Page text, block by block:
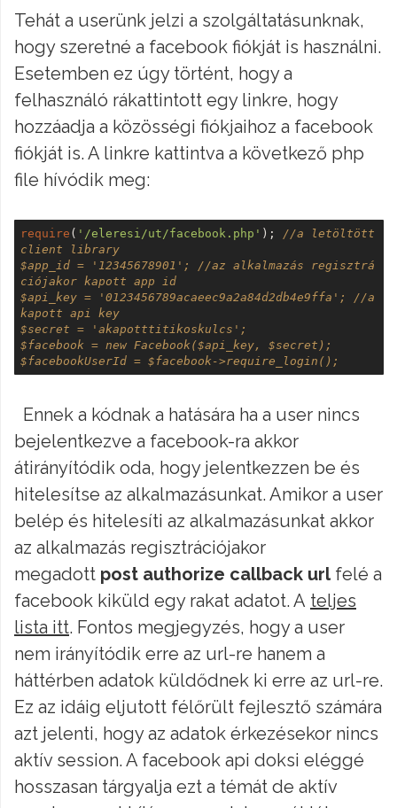
Tehát a userünk jelzi a szolgáltatásunknak,
hogy szeretné a facebook fiókját is használni.
Esetemben ez úgy történt, hogy a
felhasználó rákattintott egy linkre, hogy
hozzáadja a közösségi fiókjaihoz a facebook
fiókját is. A linkre kattintva a következő php
file hívódik meg:
require ( '/eleresi/ut/facebook.php' ); //a letöltött
client library
$app_id = '12345678901'; //az alkalmazás regisztrá
ciójakor kapott app id
$api_key = '0123456789acaeec9a2a84d2db4e9ffa'; //a
kapott api key
$secret = 'akapotttitikoskulcs';
$facebook = new Facebook($api_key, $secret);
$facebookUserId = $facebook->require_login();
Ennek a kódnak a hatására ha a user nincs
bejelentkezve a facebook-ra akkor
átirányítódik oda, hogy jelentkezzen be és
hitelesítse az alkalmazásunkat. Amikor a user
belép és hitelesíti az alkalmazásunkat akkor
az alkalmazás regisztrációjakor
megadott post authorize callback url felé a
facebook kiküld egy rakat adatot. A teljes
lista itt. Fontos megjegyzés, hogy a user
nem irányítódik erre az url-re hanem a
háttérben adatok küldődnek ki erre az url-re.
Ez az idáig eljutott félőrült fejlesztő számára
azt jelenti, hogy az adatok érkezésekor nincs
aktív session. A facebook api doksi eléggé
hosszasan tárgyalja ezt a témát de aktív